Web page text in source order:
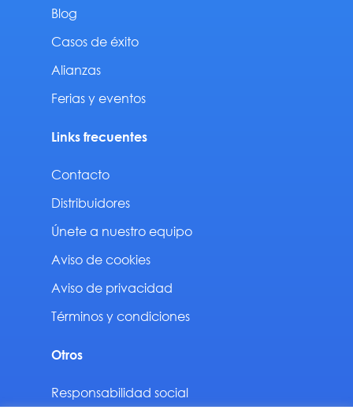
Blog
Casos de éxito
Alianzas
Ferias y eventos
Links frecuentes
Contacto
Distribuidores
Únete a nuestro equipo
Aviso de cookies
Aviso de privacidad
Términos y condiciones
Otros
Responsabilidad social